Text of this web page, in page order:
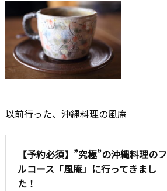
以前行った、沖縄料理の風庵
【予約必須】”究極”の沖縄料理のフ
ルコース「風庵」に行ってきまし
た！